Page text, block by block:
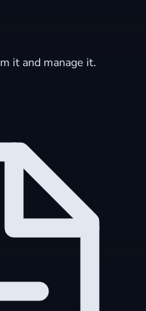
it and manage it.